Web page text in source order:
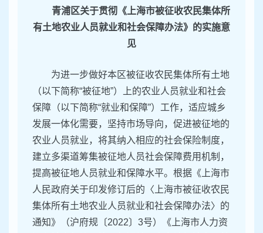
青浦区关于贯彻《上海市被征收农民集体所
有土地农业人员就业和社会保障办法》的实施意
见
为进一步做好本区被征收农民集体所有土地
（以下简称“被征地”）上的农业人员就业和社会
保障（以下简称“就业和保障”）工作，适应城乡
发展一体化需要，坚持市场导向，促进被征地的
农业人员就业，将其纳入相应的社会保险制度，
建立多渠道筹集被征地人员社会保障费用机制，
提高被征地人员就业和保障水平。根据《上海市
人民政府关于印发修订后的〈上海市被征收农民
集体所有土地农业人员就业和社会保障办法〉的
通知》（沪府规〔2022〕3号）《上海市人力资